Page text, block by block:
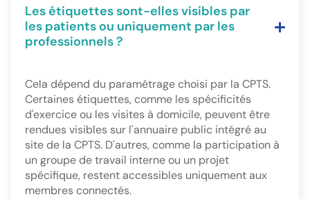
Les étiquettes sont-elles visibles par
les patients ou uniquement par les
professionnels ?
Cela dépend du paramétrage choisi par la CPTS.
Certaines étiquettes, comme les spécificités
d'exercice ou les visites à domicile, peuvent être
rendues visibles sur l'annuaire public intégré au
site de la CPTS. D'autres, comme la participation à
un groupe de travail interne ou un projet
spécifique, restent accessibles uniquement aux
membres connectés.